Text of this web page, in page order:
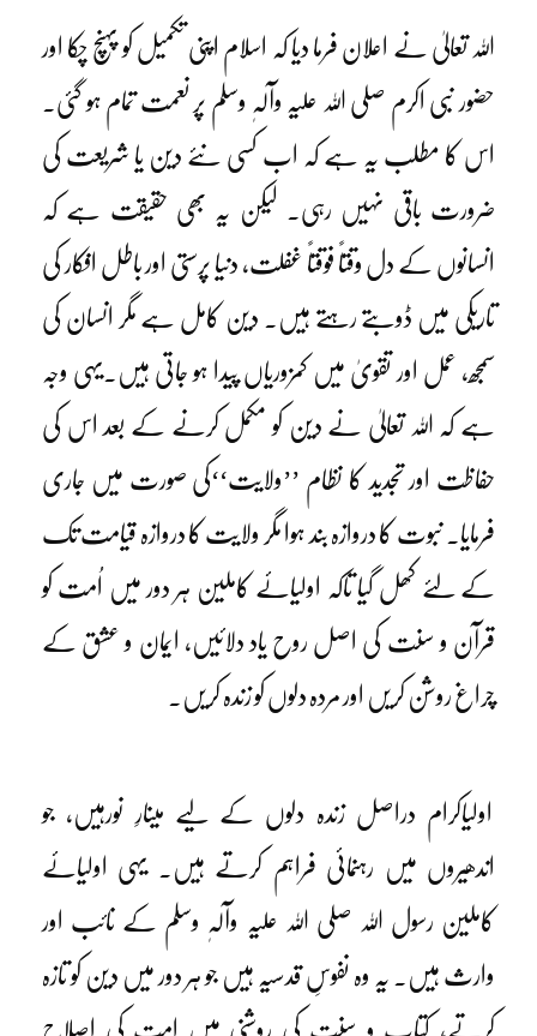
اللہ تعالیٰ نے اعلان فرما دیا کہ اسلام اپنی تکمیل کو پہنچ چکا اور
حضور نبی اکرم صلی اللہ علیہ وآلہٖ وسلم پر نعمت تمام ہو گئی۔
اس کا مطلب یہ ہے کہ اب کسی نئے دین یا شریعت کی
ضرورت باقی نہیں رہی۔ لیکن یہ بھی حقیقت ہے کہ
انسانوں کے دل وقتاً فوقتاً غفلت، دنیا پرستی اور باطل افکار کی
تاریکی میں ڈوبتے رہتے ہیں۔ دین کامل ہے مگر انسان کی
سمجھ، عمل اور تقویٰ میں کمزوریاں پیدا ہو جاتی ہیں۔یہی وجہ
ہے کہ اللہ تعالیٰ نے دین کو مکمل کرنے کے بعد اس کی
حفاظت اور تجدید کا نظام ’’ولایت‘‘کی صورت میں جاری
فرمایا۔ نبوت کا دروازہ بند ہوا مگر ولایت کا دروازہ قیامت تک
کے لئے کھل گیا تاکہ اولیائے کاملین ہر دور میں اُمت کو
قرآن و سنت کی اصل روح یاد دلائیں، ایمان و عشق کے
چراغ روشن کریں اور مردہ دلوں کو زندہ کریں۔
اولیاکرام دراصل زندہ دلوں کے لیے مینارِ نورہیں، جو
اندھیروں میں رہنمائی فراہم کرتے ہیں۔ یہی اولیائے
کاملین رسول اللہ صلی اللہ علیہ وآلہٖ وسلم کے نائب اور
وارث ہیں۔ یہ وہ نفوسِ قدسیہ ہیں جو ہر دور میں دین کو تازہ
کرتے، کتاب و سنت کی روشنی میں امت کی اصلاح